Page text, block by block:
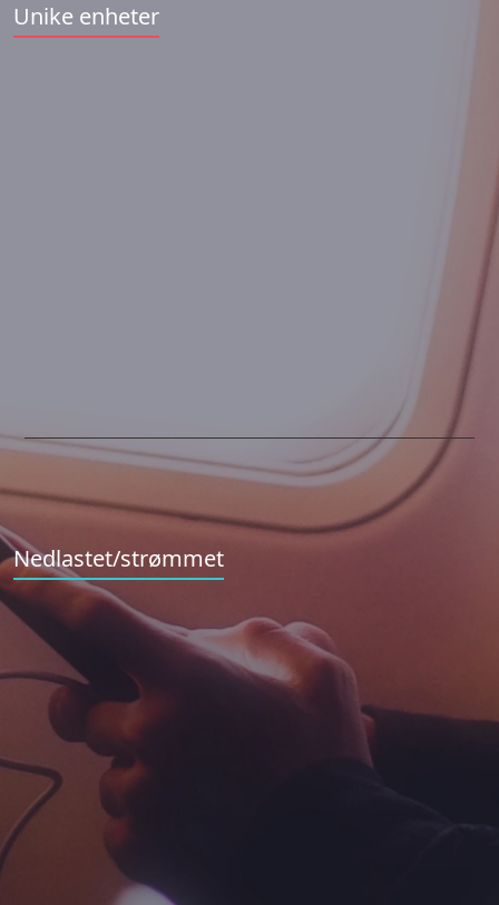
Unike enheter
Nedlastet/strømmet